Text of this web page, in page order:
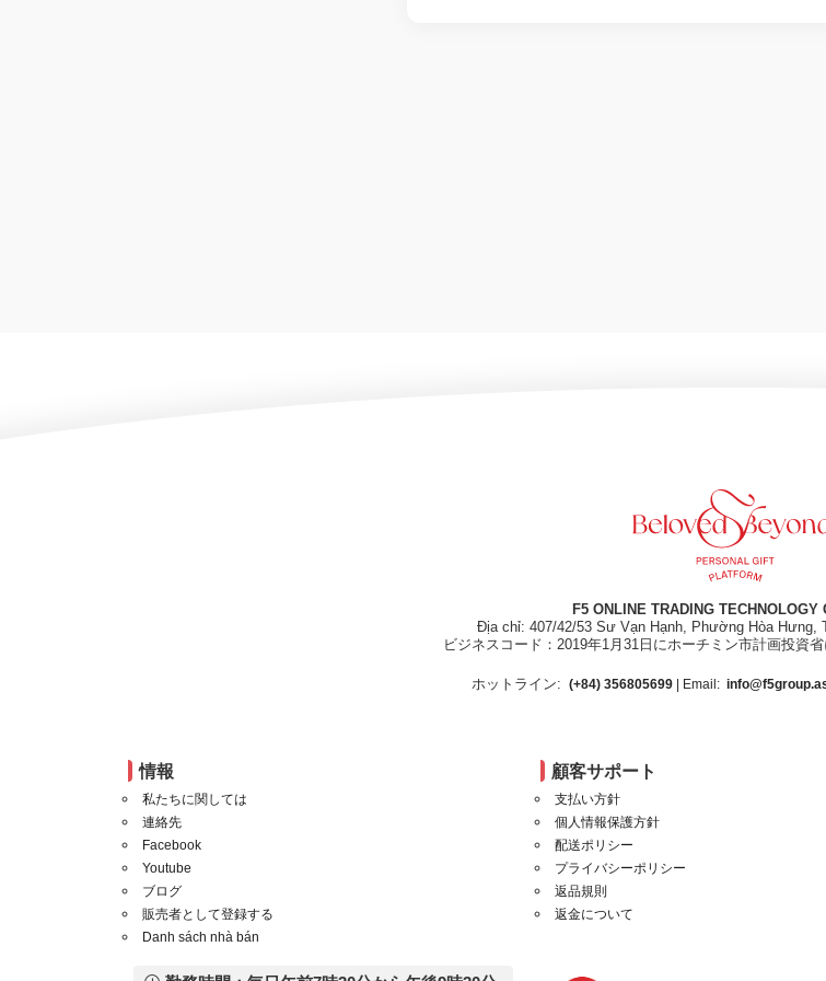
F5 ONLINE TRADING TECHNOLOGY
Địa chỉ: 407/42/53 Sư Vạn Hạnh, Phường Hòa Hưng,
ビジネスコード：2019年1月31日にホーチミン市計画投資
ホットライン: (+84) 356805699| Email:
情報
私たちに関しては
連絡先
Facebook
Youtube
ブログ
販売者として登録する
Danh sách nhà bán
顧客サポート
支払い方針
個人情報保護方針
配送ポリシー
プライバシーポリシー
返品規則
返金について